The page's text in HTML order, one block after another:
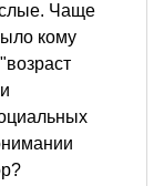
Чаще
кому